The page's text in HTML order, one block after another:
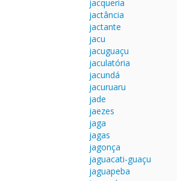
jacqueria
jactância
jactante
jacu
jacuguaçu
jaculatória
jacundá
jacuruaru
jade
jaezes
jaga
jagas
jagonça
jaguacati-guaçu
jaguapeba